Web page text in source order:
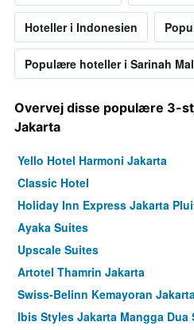
Hoteller i Indonesien
Populære hoteller i Sarinah
Overvej disse populære 3-
Jakarta
Yello Hotel Harmoni Jakarta
Classic Hotel
Holiday Inn Express Jakarta
Ayaka Suites
Upscale Suites
Artotel Thamrin Jakarta
Swiss-Belinn Kemayoran
Ibis Styles Jakarta Mangga Dua